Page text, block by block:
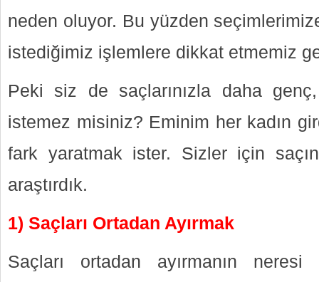
neden oluyor. Bu yüzden
istediğimiz işlemlere dikkat etmemiz
Peki siz de saçlarınızla daha
istemez misiniz? Eminim her kadın
fark yaratmak ister. Sizler için
araştırdık.
1) Saçları Ortadan Ayırmak
Saçları ortadan ayırmanın